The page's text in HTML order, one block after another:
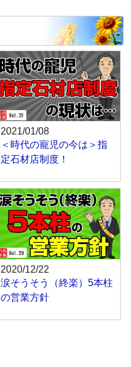
2021/01/08
＜時代の寵児の今は＞指
定石材店制度！
2020/12/22
涙そうそう（終楽）5本柱
の営業方針